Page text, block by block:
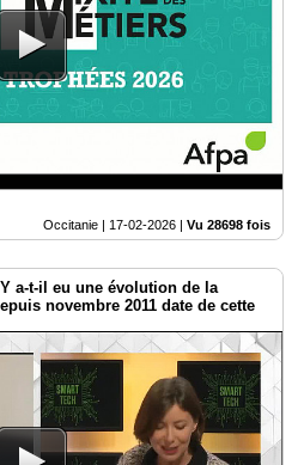
Occitanie | 17-02-2026 | Vu 28698 fois
a-t-il eu une évolution de la
novembre 2011 date de cette